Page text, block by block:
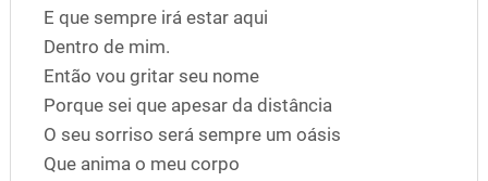
E que sempre irá estar aqui
Dentro de mim.
Então vou gritar seu nome
Porque sei que apesar da distância
O seu sorriso será sempre um oásis
Que anima o meu corpo